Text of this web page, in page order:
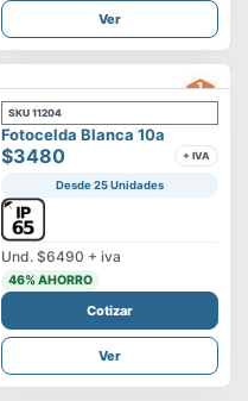
Ver
SKU 11204
Fotocelda Blanca 10a
$3480 + IVA
Desde 25 Unidades
Und. $6490 + iva
46% AHORRO
Cotizar
Ver